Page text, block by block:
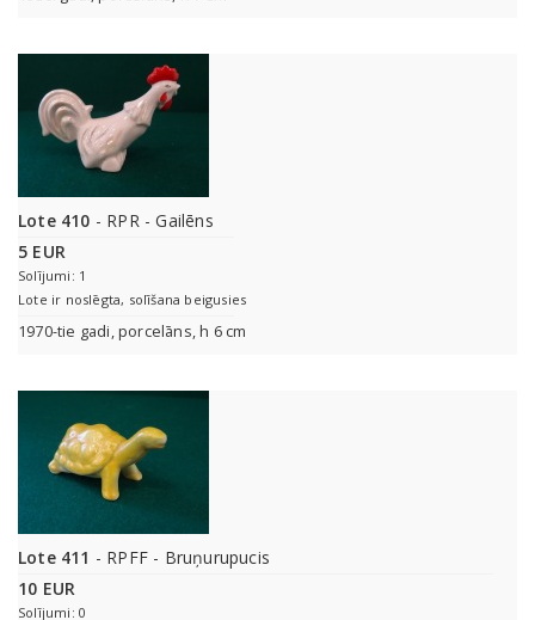
Lote 410 - RPR - Gailēns
5 EUR
Solījumi: 1
Lote ir noslēgta, solīšana beigusies
1970-tie gadi, porcelāns, h 6 cm
Lote 411 - RPFF - Bruņurupucis
10 EUR
Solījumi: 0